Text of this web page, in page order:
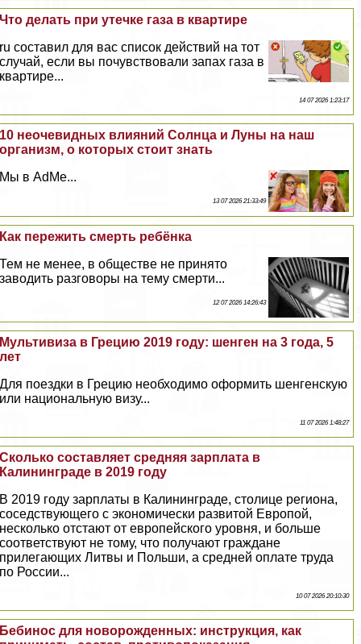
Что делать при утечке газа в квартире
ru составил для вас список действий на тот
случай, если вы почувствовали запах газа в
квартире...
14 07 2026 1:23:17
10 неочевидных влияний Солнца и Луны на наш
организм, о которых стоит знать
Мы в AdMe...
13 07 2026 21:33:49
Как пережить cмepть ребёнка
Тем не менее, в обществе не принято
заводить разговоры на тему cмepти...
12 07 2026 14:26:43
Мультивиза в Грецию 2019 году: шенген на 3 года, 5
лет
Для поездки в Грецию необходимо оформить шенгенскую
или национальную визу...
11 07 2026 1:48:27
Сколько составляет средняя зарплата в
Калининграде в 2019 году
В 2019 году зарплаты в Калининграде, столице региона,
соседствующего с экономически развитой Европой,
несколько отстают от европейского уровня, и больше
соответствуют не тому, что получают граждане
прилегающих Литвы и Польши, а средней оплате труда
по России...
10 07 2026 20:10:30
Бебинос для новорожденных: инструкция, как